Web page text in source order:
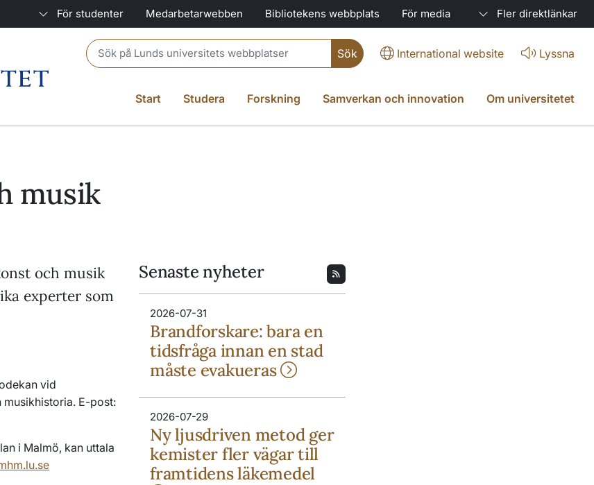
För studenter Medarbetarwebben Bibliotekens webbplats För media Fler direktlänkar
Header search International website Lyssna
Start Studera Forskning Samverkan och innovation Om universitetet
musik
och musik
experter som
vid
musikhistoria. E-post:
i Malmö, kan uttala
Senaste nyheter
2026-07-31
Brandforskare: bara en
tidsfråga innan en stad
måste evakueras
2026-07-29
Ny ljusdriven metod ger
kemister fler vägar till
framtidens läkemedel